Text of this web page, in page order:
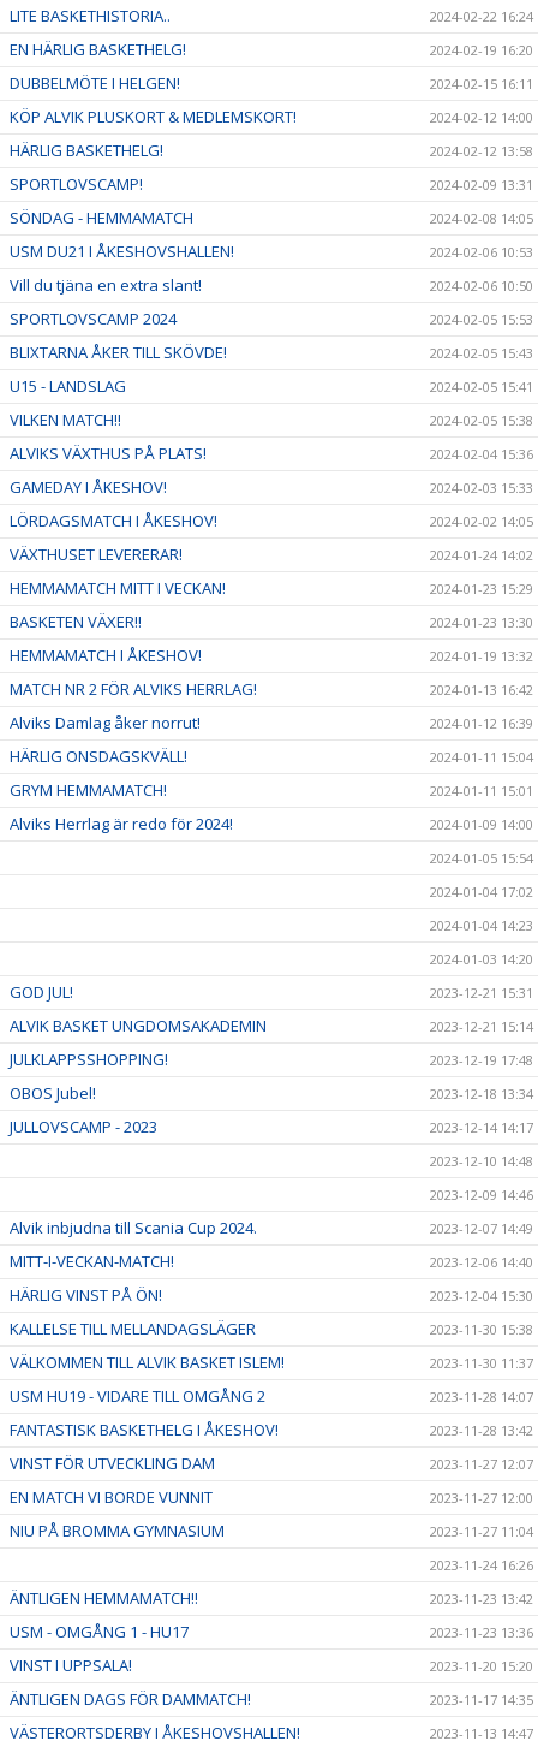
LITE BASKETHISTORIA.. 2024-02-22 16:24
EN HÄRLIG BASKETHELG! 2024-02-19 16:20
DUBBELMÖTE I HELGEN! 2024-02-15 16:11
KÖP ALVIK PLUSKORT & MEDLEMSKORT! 2024-02-12 14:00
HÄRLIG BASKETHELG! 2024-02-12 13:58
SPORTLOVSCAMP! 2024-02-09 13:31
SÖNDAG - HEMMAMATCH 2024-02-08 14:05
USM DU21 I ÅKESHOVSHALLEN! 2024-02-06 10:53
Vill du tjäna en extra slant! 2024-02-06 10:50
SPORTLOVSCAMP 2024 2024-02-05 15:53
BLIXTARNA ÅKER TILL SKÖVDE! 2024-02-05 15:43
U15 - LANDSLAG 2024-02-05 15:41
VILKEN MATCH!! 2024-02-05 15:38
ALVIKS VÄXTHUS PÅ PLATS! 2024-02-04 15:36
GAMEDAY I ÅKESHOV! 2024-02-03 15:33
LÖRDAGSMATCH I ÅKESHOV! 2024-02-02 14:05
VÄXTHUSET LEVERERAR! 2024-01-24 14:02
HEMMAMATCH MITT I VECKAN! 2024-01-23 15:29
BASKETEN VÄXER!! 2024-01-23 13:30
HEMMAMATCH I ÅKESHOV! 2024-01-19 13:32
MATCH NR 2 FÖR ALVIKS HERRLAG! 2024-01-13 16:42
Alviks Damlag åker norrut! 2024-01-12 16:39
HÄRLIG ONSDAGSKVÄLL! 2024-01-11 15:04
GRYM HEMMAMATCH! 2024-01-11 15:01
Alviks Herrlag är redo för 2024!
2024-01-09 14:00
2024-01-05 15:54
2024-01-04 17:02
2024-01-04 14:23
2024-01-03 14:20
GOD JUL! 2023-12-21 15:31
ALVIK BASKET UNGDOMSAKADEMIN 2023-12-21 15:14
JULKLAPPSSHOPPING! 2023-12-19 17:48
OBOS Jubel! 2023-12-18 13:34
JULLOVSCAMP - 2023
2023-12-14 14:17
2023-12-10 14:48
2023-12-09 14:46
Alvik inbjudna till Scania Cup 2024. 2023-12-07 14:49
MITT-I-VECKAN-MATCH! 2023-12-06 14:40
HÄRLIG VINST PÅ ÖN! 2023-12-04 15:30
KALLELSE TILL MELLANDAGSLÄGER 2023-11-30 15:38
VÄLKOMMEN TILL ALVIK BASKET ISLEM! 2023-11-30 11:37
USM HU19 - VIDARE TILL OMGÅNG 2 2023-11-28 14:07
FANTASTISK BASKETHELG I ÅKESHOV! 2023-11-28 13:42
VINST FÖR UTVECKLING DAM 2023-11-27 12:07
EN MATCH VI BORDE VUNNIT 2023-11-27 12:00
NIU PÅ BROMMA GYMNASIUM
2023-11-27 11:04
2023-11-24 16:26
ÄNTLIGEN HEMMAMATCH!! 2023-11-23 13:42
USM - OMGÅNG 1 - HU17 2023-11-23 13:36
VINST I UPPSALA! 2023-11-20 15:20
ÄNTLIGEN DAGS FÖR DAMMATCH! 2023-11-17 14:35
VÄSTERORTSDERBY I ÅKESHOVSHALLEN! 2023-11-13 14:47